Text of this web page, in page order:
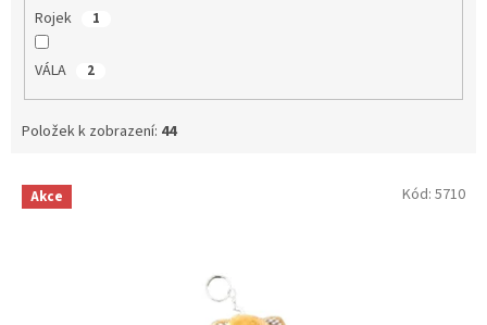
Rojek 1
VÁLA 2
Položek k zobrazení: 44
V Akce Kód: 5710